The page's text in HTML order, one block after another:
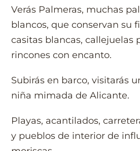
Verás Palmeras, muchas
blancos, que conservan su
casitas blancas, callejuelas
rincones con encanto.
Subirás en barco, visitarás
niña mimada de Alicante.
Playas, acantilados,
y pueblos de interior de